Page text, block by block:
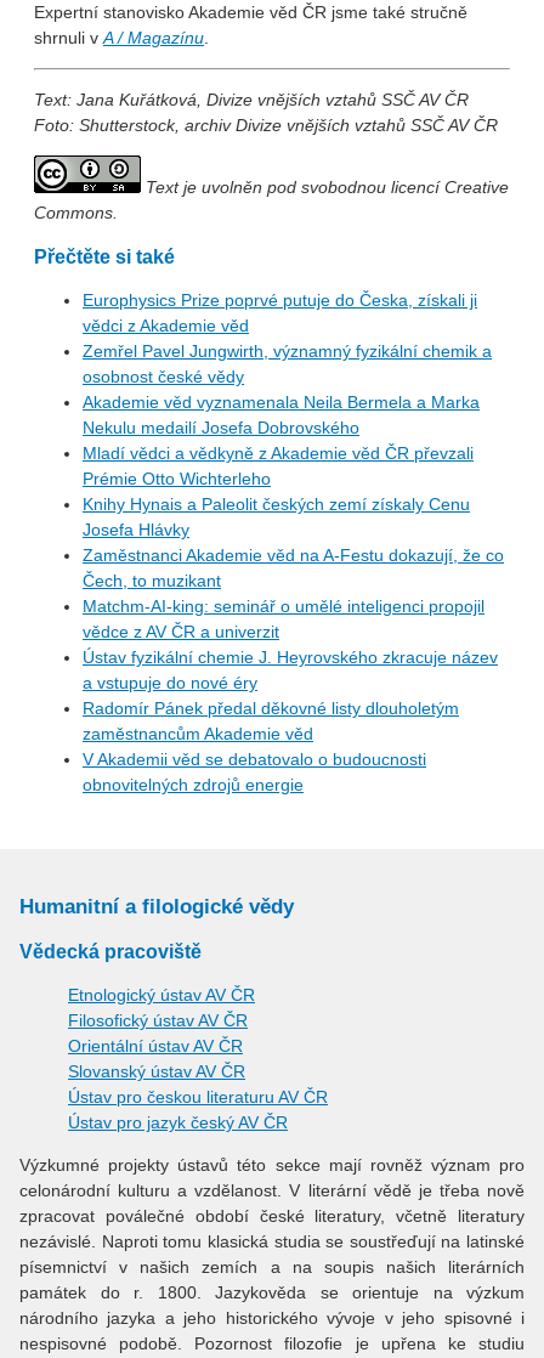
Expertní stanovisko Akademie věd ČR jsme také stručně
shrnuli v A / Magazínu
Text: Jana Kuřátková , Divize vnějších vztahů SSČ AV ČR
Foto: Shutterstock, archiv Divize vnějších vztahů SSČ AV ČR
Text je uvolněn pod svobodnou licencí Creative
Commons.
Přečtěte si také
Europhysics Prize poprvé putuje do Česka, získali ji
vědci z Akademie věd
Zemřel Pavel Jungwirth, významný fyzikální chemik a
osobnost české vědy
Akademie věd vyznamenala Neila Bermela a Marka
Nekulu medailí Josefa Dobrovského
Mladí vědci a vědkyně z Akademie věd ČR převzali
Prémie Otto Wichterleho
Knihy Hynais a Paleolit českých zemí získaly Cenu
Josefa Hlávky
Zaměstnanci Akademie věd na A-Festu dokazují, že co
Čech, to muzikant
Matchm-AI-king: seminář o umělé inteligenci propojil
vědce z AV ČR a univerzit
Ústav fyzikální chemie J. Heyrovského zkracuje název
a vstupuje do nové éry
Radomír Pánek předal děkovné listy dlouholetým
zaměstnancům Akademie věd
V Akademii věd se debatovalo o budoucnosti
obnovitelných zdrojů energie
Humanitní a filologické vědy
Vědecká pracoviště
Etnologický ústav AV ČR
Filosofický ústav AV ČR
Orientální ústav AV ČR
Slovanský ústav AV ČR
Ústav pro českou literaturu AV ČR
Ústav pro jazyk český AV ČR
Výzkumné projekty ústavů této sekce mají rovněž význam pro
celonárodní kulturu a vzdělanost. V literární vědě je třeba nově
zpracovat poválečné období české literatury, včetně literatury
nezávislé. Naproti tomu klasická studia se soustřeďují na latinské
písemnictví v našich zemích a na soupis našich literárních
památek do r. 1800. Jazykověda se orientuje na výzkum
národního jazyka a jeho historického vývoje v jeho spisovné i
nespisovné podobě. Pozornost filozofie je upřena ke studiu